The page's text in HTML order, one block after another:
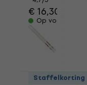
€ 16,30
Op voorraad
Zildjian
Staffelkorting